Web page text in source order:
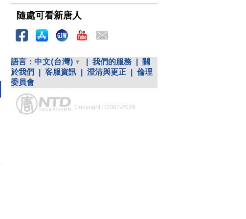
隨處可看新唐人
語言： 中文(台灣) 我們的服務
關
於我們
客服資訊 澄清與更正
倫理
委員會
Copyright ©2002-2026